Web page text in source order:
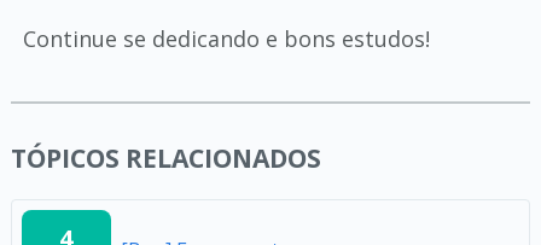
Continue se dedicando e bons estudos!
TÓPICOS RELACIONADOS
4